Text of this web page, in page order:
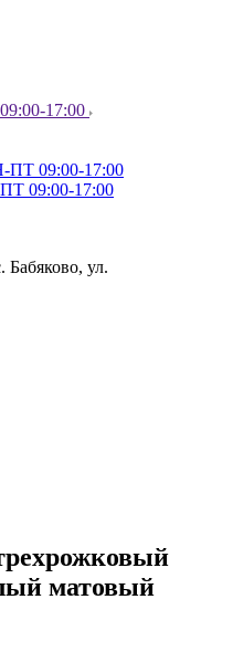
17:00
ПТ 09:00-17:00
09:00-17:00
Бабяково, ул.
матовый